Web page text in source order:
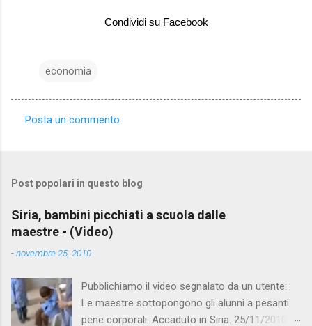
Condividi su Facebook
economia
e
n
t
Posta un commento
Post popolari in questo blog
Siria, bambini picchiati a scuola dalle
maestre - (Video)
-novembre 25, 2010
Pubblichiamo il video segnalato da un utente:
Le maestre sottopongono gli alunni a pesanti
pene corporali. Accaduto in Siria. 25/11/2010